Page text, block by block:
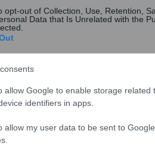
opt-out of Collection, Use, Retention,
Data that Is Unrelated with the
allow Google to enable storage related
identifiers in apps.
allow my user data to be sent to
και η λειτουργία της
ο συνολικός αριθμός των
ξεπερνά πλέον τις 1.850.000 και
εν λόγω μέτρο θα υπερβεί τις